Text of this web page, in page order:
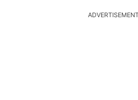
ADVERTISEMENT